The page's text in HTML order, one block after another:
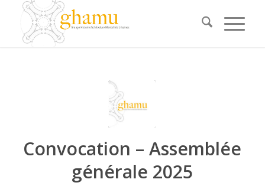
Convocation – Assemblée
générale 2025